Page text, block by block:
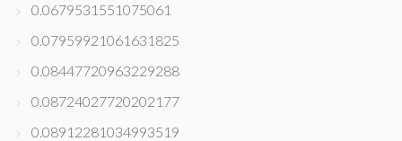
0.0679531551075061
0.07959921061631825
0.08447720963229288
0.08724027720202177
0.08912281034993519